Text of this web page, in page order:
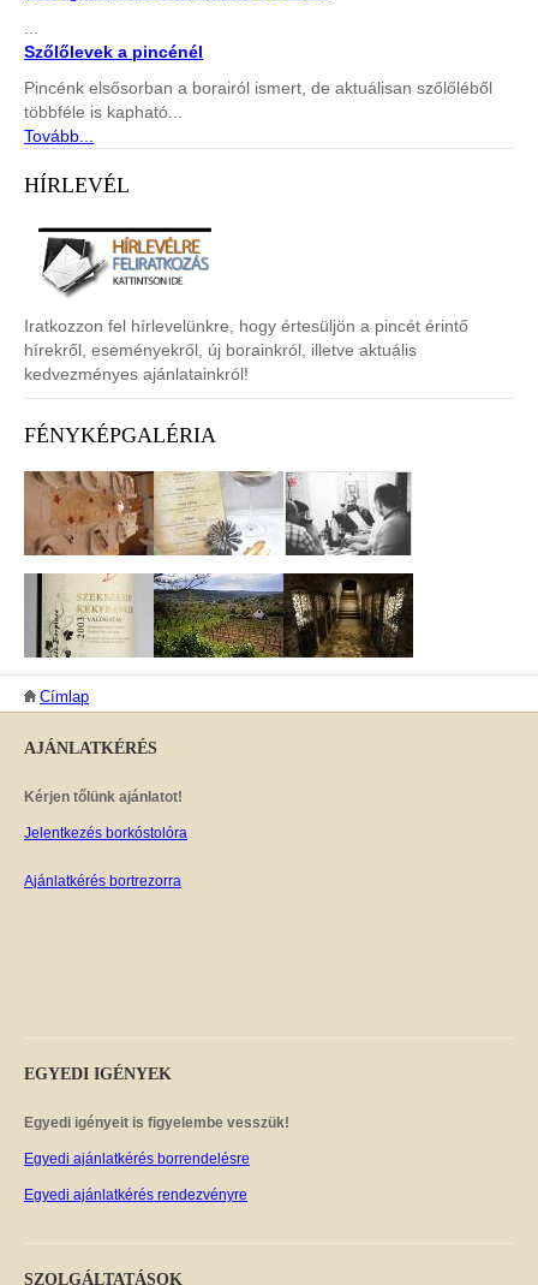
Szőlőlevek a pincénél
Pincénk elsősorban a borairól ismert, de aktuálisan szőlőléből
többféle is kapható...
Tovább...
HÍRLEVÉL
Iratkozzon fel hírlevelünkre, hogy értesüljön a pincét érintő
hírekről, eseményekről, új borainkról, illetve aktuális
kedvezményes ajánlatainkról!
FÉNYKÉPGALÉRIA
JELENLEGI HELY
Címlap
AJÁNLATKÉRÉS
Kérjen tőlünk ajánlatot!
Jelentkezés borkóstolóra
Ajánlatkérés bortrezorra
EGYEDI IGÉNYEK
Egyedi igényeit is figyelembe vesszük!
Egyedi ajánlatkérés borrendelésre
Egyedi ajánlatkérés rendezvényre
SZOLGÁLTATÁSOK